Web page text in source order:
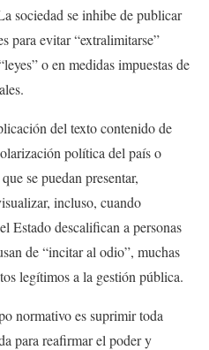
sociedad se inhibe de publicar
para evitar “extralimitarse”
o en medidas impuestas de
del texto contenido de
política del país o
se puedan presentar,
incluso, cuando
Estado descalifican a personas
de “incitar al odio”, muchas
legítimos a la gestión pública.
normativo es suprimir toda
para reafirmar el poder y